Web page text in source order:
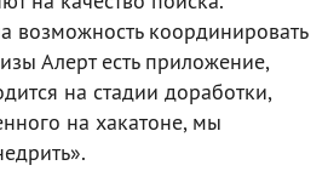
возможность координировать
Алерт есть приложение,
на стадии доработки,
на хакатоне, мы